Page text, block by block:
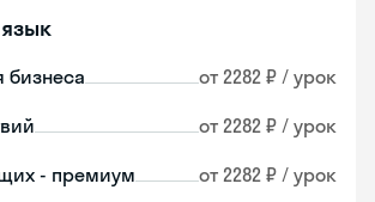
бизнеса от 2282 ₽ / урок
от 2282 ₽ / урок
- премиум от 2282 ₽ / урок